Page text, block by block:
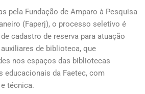
pela Fundação de Amparo à Pesquisa
(Faperj), o processo seletivo é
cadastro de reserva para atuação
de biblioteca, que
nos espaços das bibliotecas
educacionais da Faetec, com
técnica.